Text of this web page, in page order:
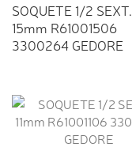
SOQUETE 1/2 SEXT.
15mm R61001506
3300264 GEDORE